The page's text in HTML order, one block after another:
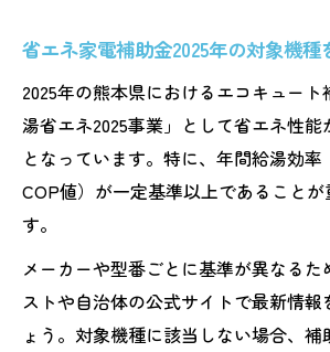
省エネ家電補助金2025年の対象機種
2025年の熊本県におけるエコキュー
湯省エネ2025事業」として省エネ性
となっています。特に、年間給湯効率
COP値）が一定基準以上であること
す。
メーカーや型番ごとに基準が異なるた
ストや自治体の公式サイトで最新情報
ょう。対象機種に該当しない場合、補